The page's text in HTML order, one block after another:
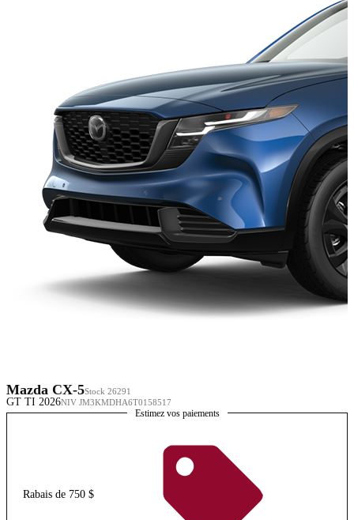
Mazda CX-5Stock 26291
GT TI 2026NIV JM3KMDHA6T0158517
Estimez vos paiements
Rabais de 750 $